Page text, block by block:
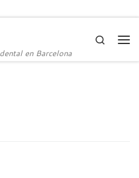
en Barcelona
Search